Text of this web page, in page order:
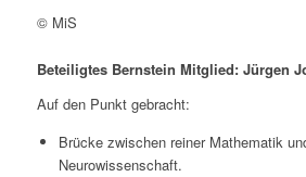
© MiS
Beteiligtes Bernstein Mitglied: Jürgen
Auf den Punkt gebracht:
Brücke zwischen reiner Mathematik
Neurowissenschaft.